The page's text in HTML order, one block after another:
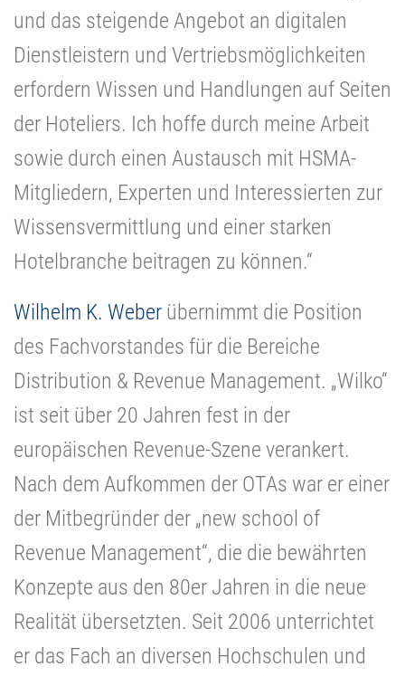
und das steigende Angebot an digitalen
Dienstleistern und Vertriebsmöglichkeiten
erfordern Wissen und Handlungen auf Seiten
der Hoteliers. Ich hoffe durch meine Arbeit
sowie durch einen Austausch mit HSMA-
Mitgliedern, Experten und Interessierten zur
Wissensvermittlung und einer starken
Hotelbranche beitragen zu können.“
Wilhelm K. Weber übernimmt die Position
des Fachvorstandes für die Bereiche
Distribution & Revenue Management. „Wilko“
ist seit über 20 Jahren fest in der
europäischen Revenue-Szene verankert.
Nach dem Aufkommen der OTAs war er einer
der Mitbegründer der „new school of
Revenue Management“, die die bewährten
Konzepte aus den 80er Jahren in die neue
Realität übersetzten. Seit 2006 unterrichtet
er das Fach an diversen Hochschulen und